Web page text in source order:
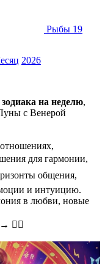
Рыбы 19
2026
на неделю,
с Венерой
для гармонии,
общения,
и интуицию.
в любви, новые
❤️‍🔥